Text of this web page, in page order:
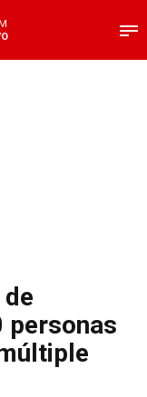
personas